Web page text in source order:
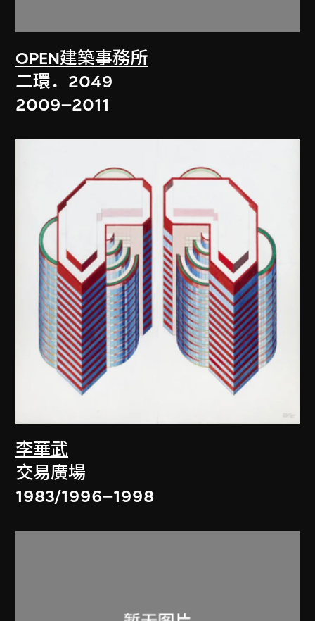
OPEN建築事務所
二環．2049
2009–2011
李華武
交易廣場
1983/1996–1998